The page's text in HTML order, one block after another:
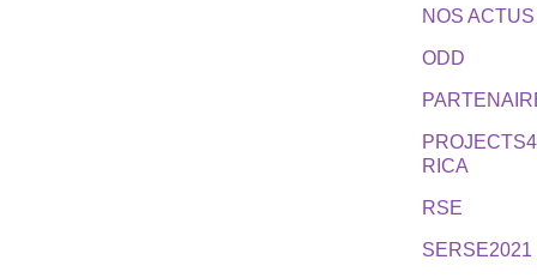
NOS ACTUS
ODD
RICA
RSE
SERSE2021